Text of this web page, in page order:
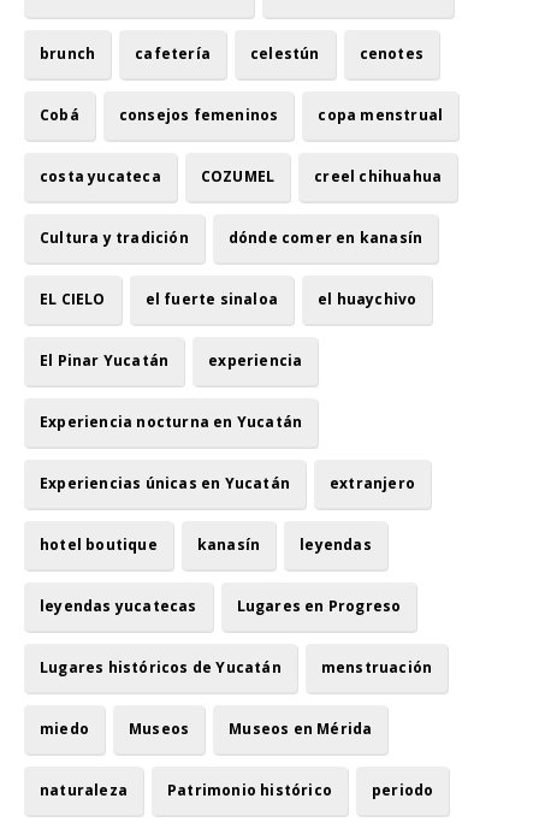
brunch cafetería celestún cenotes
Cobá consejos femeninos copa menstrual
costa yucateca COZUMEL creel chihuahua
Cultura y tradición dónde comer en kanasín
EL CIELO el fuerte sinaloa el huaychivo
El Pinar Yucatán experiencia
Experiencia nocturna en Yucatán
Experiencias únicas en Yucatán extranjero
hotel boutique kanasín leyendas
leyendas yucatecas Lugares en Progreso
Lugares históricos de Yucatán menstruación
miedo Museos Museos en Mérida
naturaleza Patrimonio histórico periodo